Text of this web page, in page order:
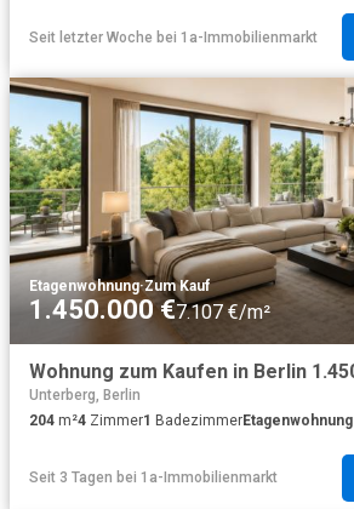
Seit letzter Woche bei 1a-Immobilienmarkt
Etagenwohnung·Zum Kauf
1.450.000 €7.107 €/m²
Unterberg, Berlin
204 m²4 Zimmer1 BadezimmerEtagenwohnung
Seit 3 Tagen bei 1a-Immobilienmarkt